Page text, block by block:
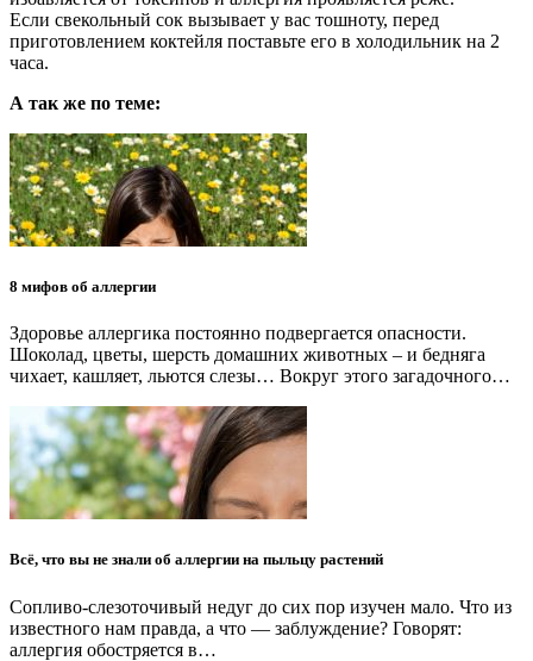
Если свекольный сок вызывает у вас тошноту, перед
приготовлением коктейля поставьте его в холодильник на 2
часа.
А так же по теме:
8 мифов об аллергии
Здоровье аллергика постоянно подвергается опасности.
Шоколад, цветы, шерсть домашних животных – и бедняга
чихает, кашляет, льются слезы… Вокруг этого загадочного…
Всё, что вы не знали об аллергии на пыльцу растений
Сопливо-слезоточивый недуг до сих пор изучен мало. Что из
известного нам правда, а что — заблуждение? Говорят:
аллергия обостряется в…